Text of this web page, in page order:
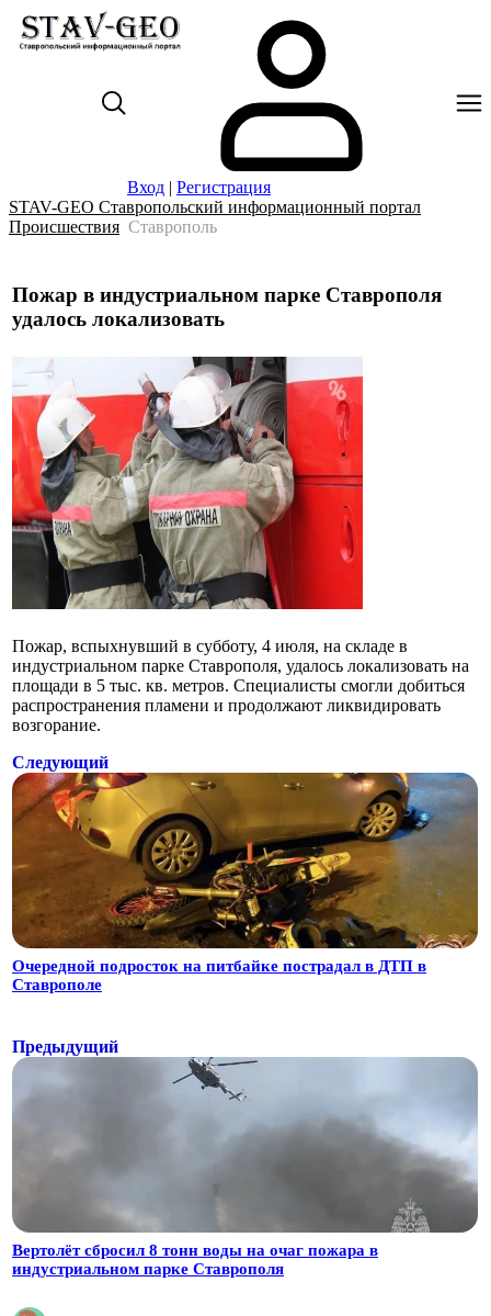
Вход | Регистрация
STAV-GEO Ставропольский информационный портал
Происшествия Ставрополь
Пожар в индустриальном парке Ставрополя
удалось локализовать
Пожар, вспыхнувший в субботу, 4 июля, на складе в
индустриальном парке Ставрополя, удалось локализовать на
площади в 5 тыс. кв. метров. Специалисты смогли добиться
распространения пламени и продолжают ликвидировать
возгорание.
Следующий
Очередной подросток на питбайке пострадал в ДТП в
Ставрополе
Предыдущий
Вертолёт сбросил 8 тонн воды на очаг пожара в
индустриальном парке Ставрополя